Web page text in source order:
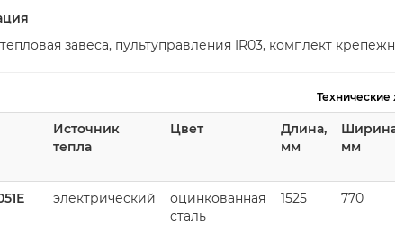
завеса, пультуправления IR03, комплект
Технические
Источник
тепла
Цвет
Длина,
мм
мм
электрический
оцинкованная
сталь
1525 770